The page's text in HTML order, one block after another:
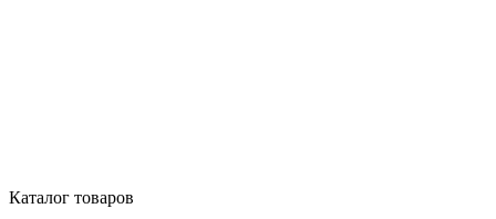
Каталог товаров